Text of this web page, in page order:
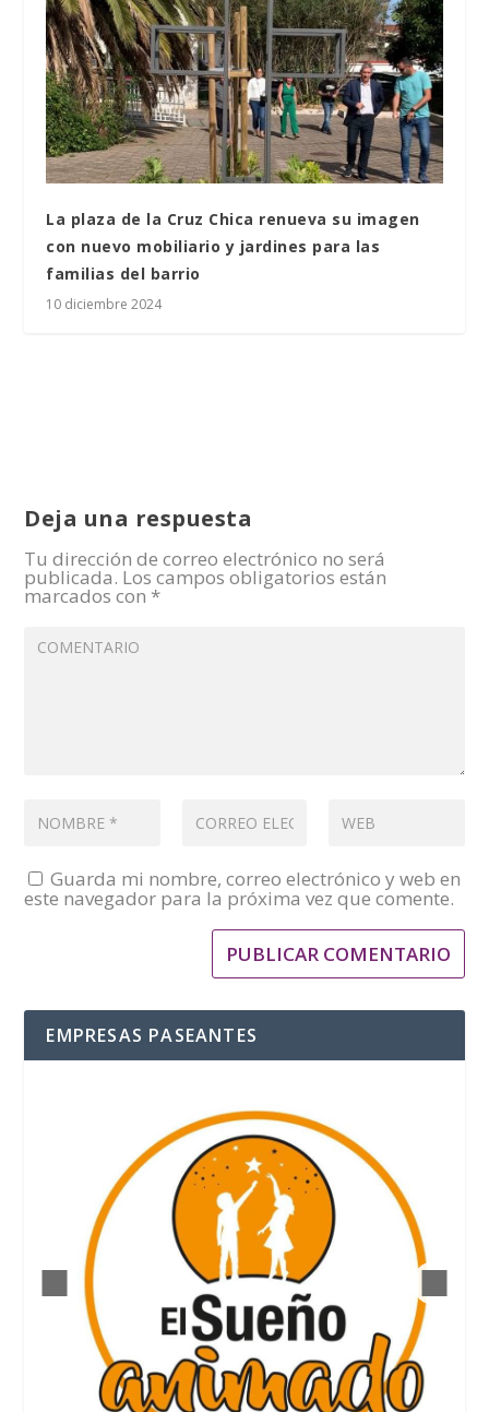
La plaza de la Cruz Chica renueva su imagen
con nuevo mobiliario y jardines para las
familias del barrio
10 diciembre 2024
Deja una respuesta
Tu dirección de correo electrónico no será
publicada. Los campos obligatorios están
marcados con *
Guarda mi nombre, correo electrónico y web en
este navegador para la próxima vez que comente.
EMPRESAS PASEANTES